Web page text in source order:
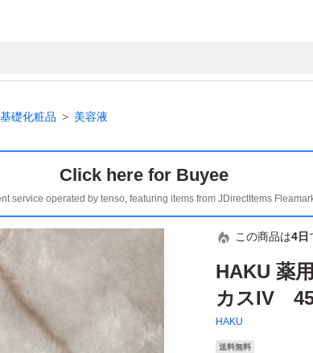
礎化粧品 美容液
Click here for Buyee
service operated by tenso, featuring items from JDirectItems
この商品は4日
HAKU 薬
カスIV
HAKU
送料無料